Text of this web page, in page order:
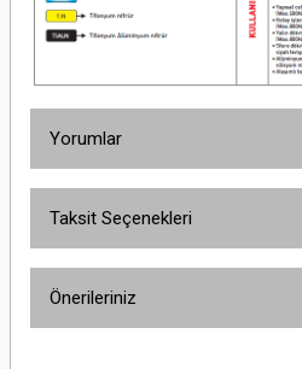
Yorumlar
Taksit Seçenekleri
Önerileriniz